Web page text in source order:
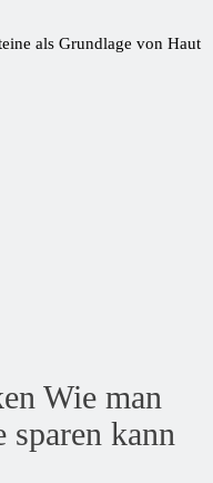
als Grundlage von Haut
haben
finden November
Wie man
kann